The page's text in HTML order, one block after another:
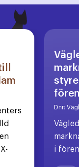
Dnr:
i